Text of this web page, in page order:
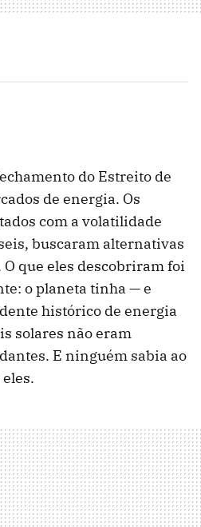
do Estreito de
de energia. Os
com a volatilidade
buscaram alternativas
que eles descobriram foi
o planeta tinha — e
histórico de energia
solares não eram
E ninguém sabia ao